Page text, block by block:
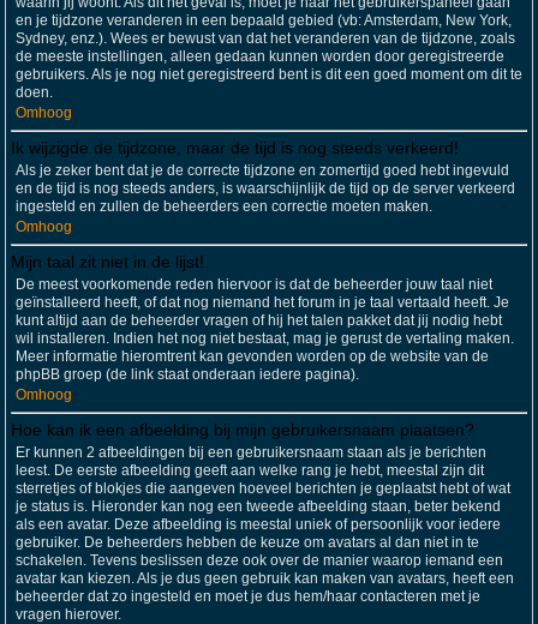
en je tijdzone veranderen in een bepaald gebied (vb: Amsterdam, New York,
Sydney, enz.). Wees er bewust van dat het veranderen van de tijdzone, zoals
de meeste instellingen, alleen gedaan kunnen worden door geregistreerde
gebruikers. Als je nog niet geregistreerd bent is dit een goed moment om dit te
doen.
Omhoog
Ik wijzigde de tijdzone, maar de tijd is nog steeds verkeerd!
Als je zeker bent dat je de correcte tijdzone en zomertijd goed hebt ingevuld
en de tijd is nog steeds anders, is waarschijnlijk de tijd op de server verkeerd
ingesteld en zullen de beheerders een correctie moeten maken.
Omhoog
Mijn taal zit niet in de lijst!
De meest voorkomende reden hiervoor is dat de beheerder jouw taal niet
geïnstalleerd heeft, of dat nog niemand het forum in je taal vertaald heeft. Je
kunt altijd aan de beheerder vragen of hij het talen pakket dat jij nodig hebt
wil installeren. Indien het nog niet bestaat, mag je gerust de vertaling maken.
Meer informatie hieromtrent kan gevonden worden op de website van de
phpBB groep (de link staat onderaan iedere pagina).
Omhoog
Hoe kan ik een afbeelding bij mijn gebruikersnaam plaatsen?
Er kunnen 2 afbeeldingen bij een gebruikersnaam staan als je berichten
leest. De eerste afbeelding geeft aan welke rang je hebt, meestal zijn dit
sterretjes of blokjes die aangeven hoeveel berichten je geplaatst hebt of wat
je status is. Hieronder kan nog een tweede afbeelding staan, beter bekend
als een avatar. Deze afbeelding is meestal uniek of persoonlijk voor iedere
gebruiker. De beheerders hebben de keuze om avatars al dan niet in te
schakelen. Tevens beslissen deze ook over de manier waarop iemand een
avatar kan kiezen. Als je dus geen gebruik kan maken van avatars, heeft een
beheerder dat zo ingesteld en moet je dus hem/haar contacteren met je
vragen hierover.